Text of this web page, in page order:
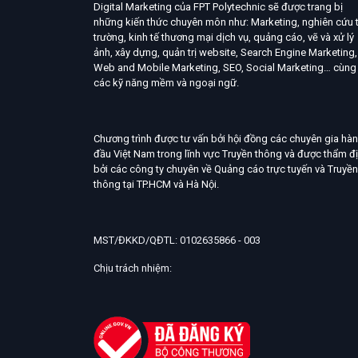
Digital Marketing của FPT Polytechnic sẽ được trang bị
những kiến thức chuyên môn như: Marketing, nghiên cứu
trường, kinh tế thương mại dịch vụ, quảng cáo, vẽ và xử lý
ảnh, xây dựng, quản trị website, Search Engine Marketing,
Web and Mobile Marketing, SEO, Social Marketing… cùng
các kỹ năng mềm và ngoại ngữ.
Chương trình được tư vấn bởi hội đồng các chuyên gia
đầu Việt Nam trong lĩnh vực Truyền thông và được thẩm
bởi các công ty chuyên về Quảng cáo trực tuyến và Truyền
thông tại TP.HCM và Hà Nội.
MST/ĐKKD/QĐTL: 0102635866 - 003
Chịu trách nhiệm: